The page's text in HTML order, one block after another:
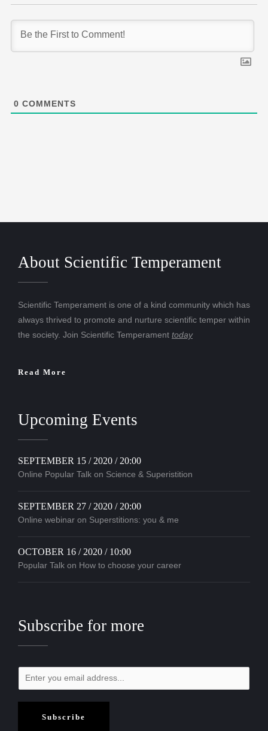
0 COMMENTS
About Scientific Temperament
Scientific Temperament is one of a kind community which has
always thrived to promote and nurture scientific temper within
the society. Join Scientific Temperament today
Read More
Upcoming Events
SEPTEMBER 15 / 2020 / 20:00
Online Popular Talk on Science & Superistition
SEPTEMBER 27 / 2020 / 20:00
Online webinar on Superstitions: you & me
OCTOBER 16 / 2020 / 10:00
Popular Talk on How to choose your career
Subscribe for more
Subscribe